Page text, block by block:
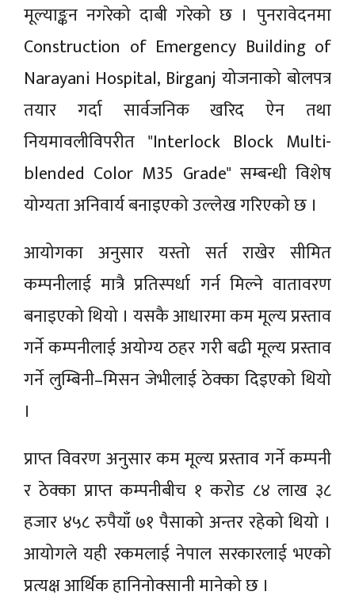
मूल्याङ्कन नगरेको दाबी गरेको छ । पुनरावेदनमा
Construction of Emergency Building of
Narayani Hospital, Birganj योजनाको बोलपत्र
तयार गर्दा सार्वजनिक खरिद ऐन तथा
नियमावलीविपरीत "Interlock Block Multi-
blended Color M35 Grade" सम्बन्धी विशेष
योग्यता अनिवार्य बनाइएको उल्लेख गरिएको छ ।
आयोगका अनुसार यस्तो सर्त राखेर सीमित
कम्पनीलाई मात्रै प्रतिस्पर्धा गर्न मिल्ने वातावरण
बनाइएको थियो । यसकै आधारमा कम मूल्य प्रस्ताव
गर्ने कम्पनीलाई अयोग्य ठहर गरी बढी मूल्य प्रस्ताव
गर्ने लुम्बिनी–मिसन जेभीलाई ठेक्का दिइएको थियो
।
प्राप्त विवरण अनुसार कम मूल्य प्रस्ताव गर्ने कम्पनी
र ठेक्का प्राप्त कम्पनीबीच १ करोड ८४ लाख ३८
हजार ४५८ रुपैयाँ ७१ पैसाको अन्तर रहेको थियो ।
आयोगले यही रकमलाई नेपाल सरकारलाई भएको
प्रत्यक्ष आर्थिक हानिनोक्सानी मानेको छ ।